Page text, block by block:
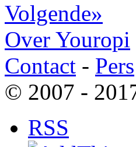
Volgende»
Over Youropi
Contact - Pers
© 2007 -
RSS